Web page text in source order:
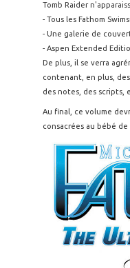
Tomb Raider
- Tous les Fathom
- Une galerie de
- Aspen Extended
De plus, il se verra
contenant, en plus, des
des notes, des scripts,
Au final, ce volume
consacrées au bébé de